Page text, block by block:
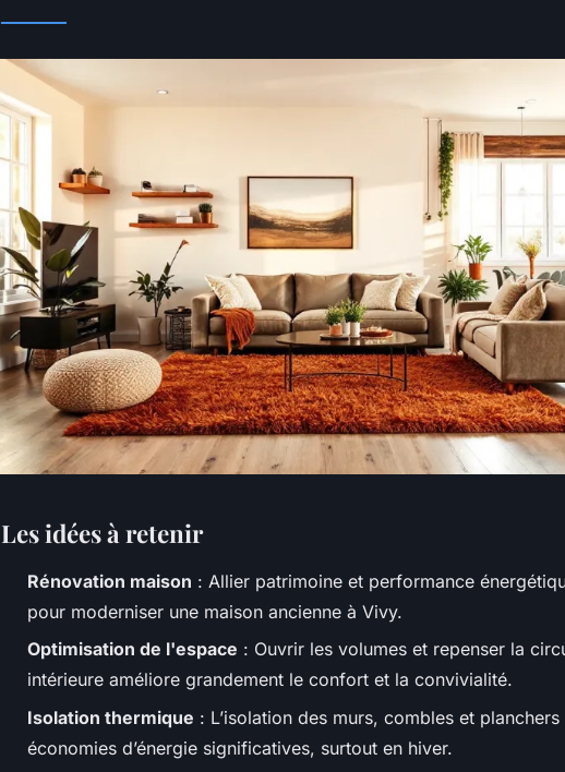
Les idées à retenir
Rénovation maison : Allier patrimoine et performance
pour moderniser une maison ancienne à Vivy.
Optimisation de l'espace : Ouvrir les volumes et repenser la
intérieure améliore grandement le confort et la convivialité.
Isolation thermique : L’isolation des murs, combles et
économies d’énergie significatives, surtout en hiver.